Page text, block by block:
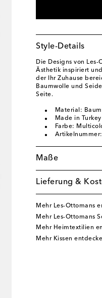
Style-Details
Die Designs von
Ästhetik inspiriert
der Ihr Zuhause
Baumwolle und
Seite.
Material:
Made in Turkey
Farbe:
Maße
Lieferung &
Mehr Les-Ottomans
Mehr Les-Ottomans
Mehr Heimtextilien
Mehr Kissen